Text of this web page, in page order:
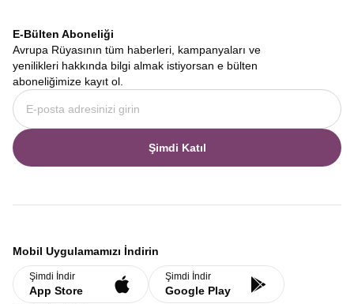
başkentlerinin cıvıl cıvıl meydanlarına, gemi yolculuklarının
romantizminden otobüs yolculuklarının panoramik keyfine kadar
her anı dolu dolu yaşamak içinAvrupa Rüyasıdoğru tercihtir.
İskandinav Turları ,Norveç Fiyortları Turu
Fiyatları
inceleyebilir, hayalinizdeki rotayı bugün planlamaya
başlayabilirsiniz.
E-Bülten Aboneliği
Avrupa Rüyasının tüm haberleri, kampanyaları ve
yenilikleri hakkında bilgi almak istiyorsan e bülten
aboneliğimize kayıt ol.
Şimdi Katıl
Mobil Uygulamamızı İndirin
Şimdi İndir
App Store
Şimdi İndir
Google Play